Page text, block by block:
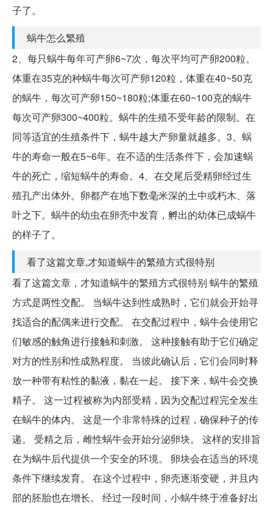
子了。
蜗牛怎么繁殖
2、每只蜗牛每年可产卵6~7次，每次平均可产卵200粒。
体重在35克的种蜗牛每次可产卵120粒，体重在40~50克
的蜗牛，每次可产卵150~180粒;体重在60~100克的蜗牛
每次可产卵300~400粒。蜗牛的生殖不受年龄的限制。在
同等适宜的生殖条件下，蜗牛越大产卵量就越多。3、蜗
牛的寿命一般在5~6年。在不适的生活条件下，会加速蜗
牛的死亡，缩短蜗牛的寿命。4、在交尾后受精卵经过生
殖孔产出体外。卵都产在地下数毫米深的土中或朽木、落
叶之下。蜗牛的幼虫在卵壳中发育，孵出的幼体已成蜗牛
的样子了。
看了这篇文章,才知道蜗牛的繁殖方式很特别
看了这篇文章，才知道蜗牛的繁殖方式很特别 蜗牛的繁殖
方式是两性交配。 当蜗牛达到性成熟时，它们就会开始寻
找适合的配偶来进行交配。 在交配过程中，蜗牛会使用它
们敏感的触角进行接触和刺激。 这种接触有助于它们确定
对方的性别和性成熟程度。 当彼此确认后，它们会同时释
放一种带有粘性的黏液，黏在一起。 接下来，蜗牛会交换
精子。 这一过程被称为内部受精，因为交配过程完全发生
在蜗牛的体内。 这是一个非常特殊的过程，确保种子的传
递。 受精之后，雌性蜗牛会开始分泌卵块。 这样的安排旨
在为蜗牛后代提供一个安全的环境。 卵块会在适当的环境
条件下继续发育。 在这个过程中，卵壳逐渐变硬，并且内
部的胚胎也在增长。 经过一段时间，小蜗牛终于准备好出